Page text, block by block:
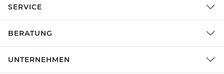
SERVICE
BERATUNG
UNTERNEHMEN